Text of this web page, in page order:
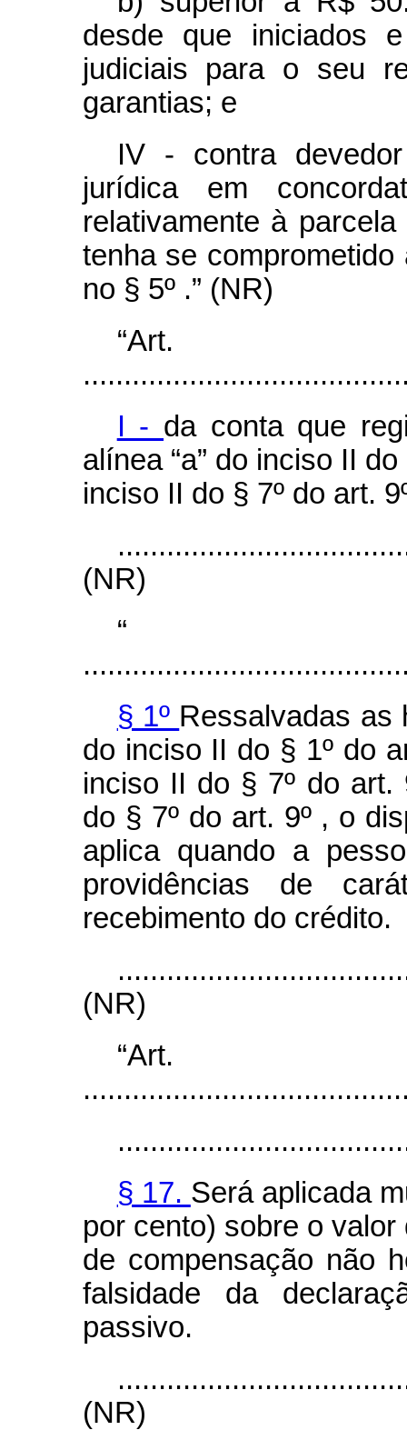
desde que iniciados
judiciais para o seu
garantias; e
IV - contra
jurídica em
relativamente à
tenha se
no § 5º .” (NR)
I - da conta que
alínea “a” do inciso II
inciso II do § 7º do art.
(NR)
§ 1º Ressalvadas as
do inciso II do § 1º do
inciso II do § 7º do art.
do § 7º do art. 9º , o
aplica quando a
providências de
recebimento do crédito.
(NR)
§ 17. Será aplicada
por cento) sobre o
de compensação não
falsidade da
passivo.
(NR)